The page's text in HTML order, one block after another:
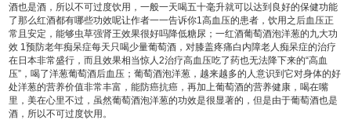
酒也是酒，所以不可过度饮用，一般一天喝五十毫升就可以达到良好的保健功能
了那么红酒都有哪些功效呢让作者一一告诉你1高血压的患者，饮用之后血压正
常且安定，能够虫草强肾王效果很好吗降低糖尿；一红酒葡萄酒泡洋葱的九大功
效 1预防老年痴呆症每天只喝少量葡萄酒，对膝盖疼痛白内障老人痴呆症的治疗
在日本非常盛行，而且效果相当惊人2治疗高血压吃了药也无法降下来的“高血
压”，喝了洋葱葡萄酒后血压；葡萄酒泡洋葱，越来越多的人意识到它对身体的好
处洋葱的营养价值非常丰富，能防癌抗癌，再加上葡萄酒的营养健康，喝在嘴
里，美在心里不过，虽然葡萄酒泡洋葱的功效是很显著的，但是由于葡萄酒也是
酒，所以不可过度饮用。